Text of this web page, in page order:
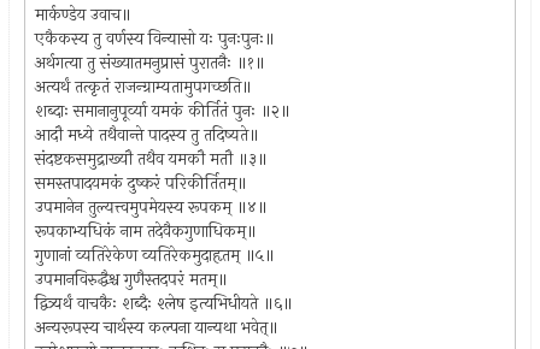
मार्कण्डेय उवाच॥
एकैकस्य तु वर्णस्य विन्यासो यः पुनःपुनः॥
अर्थगत्या तु संख्यातमनुप्रासं पुरातनैः ॥१॥
अत्यर्थं तत्कृतं राजन्ग्राम्यतामुपगच्छति॥
शब्दाः समानानुपूर्व्या यमकं कीर्तितं पुनः ॥२॥
आदौ मध्ये तथैवान्ते पादस्य तु तदिष्यते॥
संदष्टकसमुद्राख्यौ तथैव यमकौ मतौ ॥३॥
समस्तपादयमकं दुष्करं परिकीर्तितम्॥
उपमानेन तुल्यत्त्वमुपमेयस्य रूपकम् ॥४॥
रूपकाभ्यधिकं नाम तदेवैकगुणाधिकम्॥
गुणानां व्यतिरेकेण व्यतिरेकमुदाहृतम् ॥५॥
उपमानविरुद्धैश्च गुणैस्तदपरं मतम्॥
द्वित्र्यर्थं वाचकैः शब्दैः श्लेष इत्यभिधीयते ॥६॥
अन्यरूपस्य चार्थस्य कल्पना यान्यथा भवेत्॥